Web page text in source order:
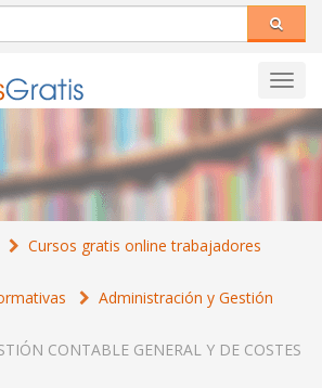
Cursos gratis online trabajadores
Administración y Gestión
CONTABLE GENERAL Y DE COSTES